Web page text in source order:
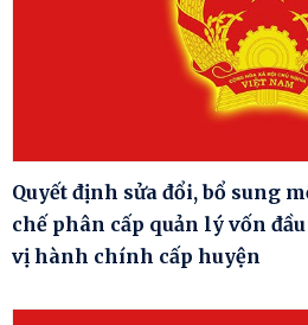
Quyết định sửa đổi, bổ sung
chế phân cấp quản lý vốn
vị hành chính cấp huyện